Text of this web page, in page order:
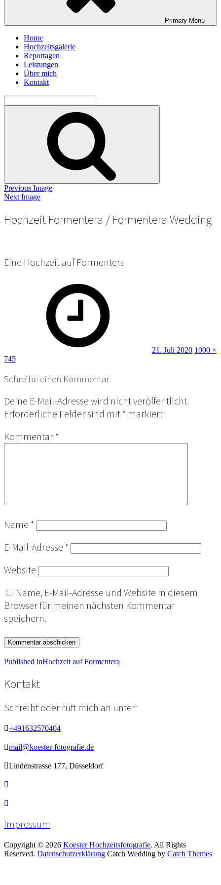
Primary Menu
Home
Hochzeitsgalerie
Reportagen
Leistungen
Über mich
Kontakt
for:
Previous Image
Next Image
Hochzeit Formentera / Formentera Wedding
Eine Hochzeit auf Formentera
21. Juli 2020 1000 ×
745
Schreibe einen Kommentar
Deine E-Mail-Adresse wird nicht veröffentlicht.
Erforderliche Felder sind mit* markiert
Kommentar*
Name *
E-Mail-Adresse *
Website
Name, E-Mail-Adresse und Website in diesem
Browser für meinen nächsten Kommentar
speichern.
Beitragsnavigation
Published inHochzeit auf Formentera
Kontakt
Schreibt oder ruft mich an unter:
+491632570404
mail@koester-fotografie.de
Lindenstrasse 177, Düsseldorf
Impressum
Copyright © 2026 Koester Hochzeitsfotografie. All Rights
Reserved. Datenschutzerklärung Catch Wedding by Catch Themes